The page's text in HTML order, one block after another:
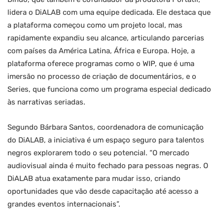
lidera o DiALAB com uma equipe dedicada. Ele destaca que
a plataforma começou como um projeto local, mas
rapidamente expandiu seu alcance, articulando parcerias
com países da América Latina, África e Europa. Hoje, a
plataforma oferece programas como o WIP, que é uma
imersão no processo de criação de documentários, e o
Series, que funciona como um programa especial dedicado
às narrativas seriadas.​
Segundo Bárbara Santos, coordenadora de comunicação
do DiALAB, a iniciativa é um espaço seguro para talentos
negros explorarem todo o seu potencial. “O mercado
audiovisual ainda é muito fechado para pessoas negras. O
DiALAB atua exatamente para mudar isso, criando
oportunidades que vão desde capacitação até acesso a
grandes eventos internacionais”​.